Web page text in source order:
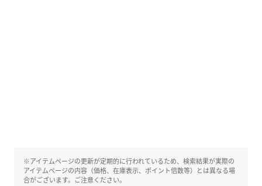
※アイテムページの更新が定期的に行われているため、検索結果が実際の
アイテムページの内容（価格、在庫表示、ポイント倍数等）とは異なる場
合がございます。ご注意ください。